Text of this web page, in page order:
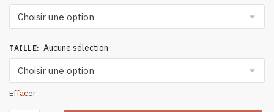
TAILLE: Aucune sélection
Effacer